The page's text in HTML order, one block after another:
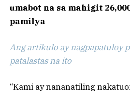
umabot na sa mahigit
pamilya
Ang artikulo ay nagpapatuloy
patalastas na ito
“Kami ay nananatiling